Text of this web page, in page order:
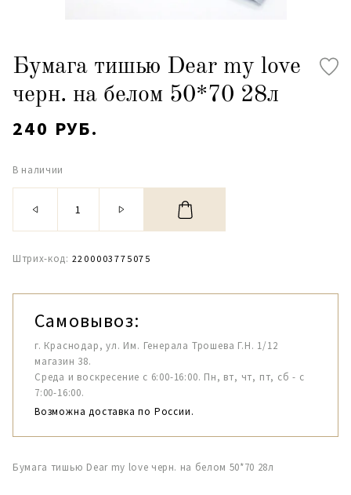
Бумага тишью Dear my love
черн. на белом 50*70 28л
240 РУБ.
В наличии
Штрих-код: 2200003775075
Самовывоз:
г. Краснодар, ул. Им. Генерала Трошева Г.Н. 1/12
магазин 38.
Среда и воскресение с 6:00-16:00. Пн, вт, чт, пт, сб - с
7:00-16:00.
Возможна доставка по России.
Бумага тишью Dear my love черн. на белом 50*70 28л